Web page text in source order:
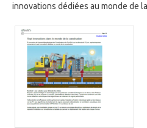
innovations dédiées au monde de